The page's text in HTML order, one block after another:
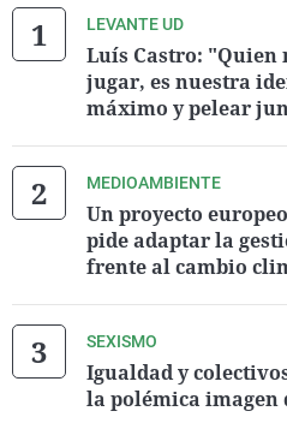
LEVANTE UD
Luís Castro: "Quien
jugar, es nuestra
máximo y pelear
MEDIOAMBIENTE
Un proyecto
pide adaptar la
frente al cambio
SEXISMO
Igualdad y
la polémica imagen